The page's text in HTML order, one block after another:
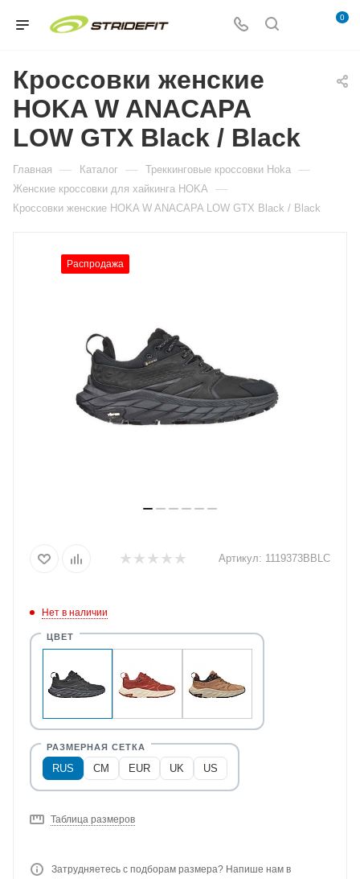
0
Кроссовки женские
HOKA W ANACAPA
LOW GTX Black / Black
Главная — Каталог — Треккинговые кроссовки Hoka —
Женские кроссовки для хайкинга HOKA —
Кроссовки женские HOKA W ANACAPA LOW GTX Black / Black
Распродажа
Артикул: 1119373BBLC
Нет в наличии
RUS CM EUR UK US
Таблица размеров
Затрудняетесь с подборам размера? Напише нам в